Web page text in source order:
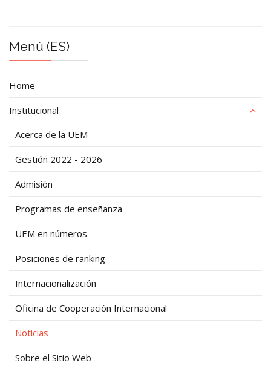
Menú (ES)
Home
Institucional
Acerca de la UEM
Gestión 2022 - 2026
Admisión
Programas de enseñanza
UEM en números
Posiciones de ranking
Internacionalización
Oficina de Cooperación Internacional
Noticias
Sobre el Sitio Web